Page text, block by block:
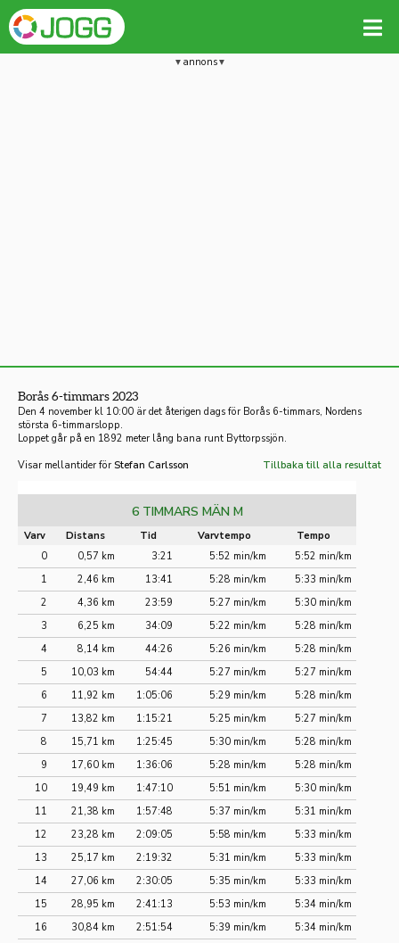
annons
Borås 6-timmars 2023
Den 4 november kl 10:00 är det återigen dags för Borås 6-timmars, Nordens
största 6-timmarslopp.
Loppet går på en 1892 meter lång bana runt Byttorpssjön.
Visar mellantider för Stefan Carlsson Tillbaka till alla resultat
6 TIMMARS MÄN M
Varv Distans Tid Varvtempo
Tempo
0
0,57 km 3:21 5:52 min/km
5:52 min/km
1
2,46 km 13:41 5:28 min/km
5:33 min/km
2
4,36 km 23:59 5:27 min/km
5:30 min/km
3
6,25 km 34:09 5:22 min/km
5:28 min/km
4
8,14 km 44:26 5:26 min/km
5:28 min/km
5
10,03 km 54:44 5:27 min/km
5:27 min/km
6
11,92 km 1:05:06 5:29 min/km
5:28 min/km
7
13,82 km 1:15:21 5:25 min/km
5:27 min/km
8
15,71 km 1:25:45 5:30 min/km
5:28 min/km
9
17,60 km 1:36:06 5:28 min/km
5:28 min/km
10
19,49 km 1:47:10 5:51 min/km
5:30 min/km
11
21,38 km 1:57:48 5:37 min/km
5:31 min/km
12
23,28 km 2:09:05 5:58 min/km
5:33 min/km
13
25,17 km 2:19:32 5:31 min/km
5:33 min/km
14
27,06 km 2:30:05 5:35 min/km
5:33 min/km
15
28,95 km 2:41:13 5:53 min/km
5:34 min/km
16
30,84 km 2:51:54 5:39 min/km
5:34 min/km